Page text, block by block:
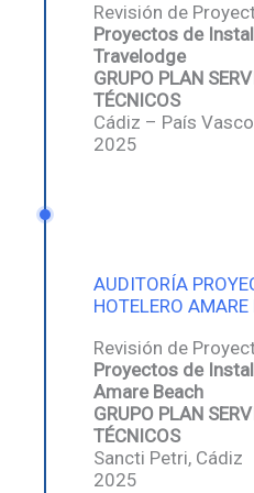
Revisión de
Proyectos de
Travelodge
GRUPO PLAN
TÉCNICOS
Cádiz – País Vasco
2025
AUDITORÍA
HOTELERO AMARE
Revisión de
Proyectos de
Amare Beach
GRUPO PLAN
TÉCNICOS
Sancti Petri, Cádiz
2025